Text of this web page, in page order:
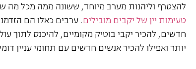
להצטרף וליהנות מערב מיוחד, ששונה ממה מכל מה
טעימות יין של יקבים מובילים. ערבים כאלו הם
חדשים, להכיר יקבי בוטיק מקומיים, להיכנס לתוך
יותר ואפילו להכיר אנשים חדשים עם תחומי עניין